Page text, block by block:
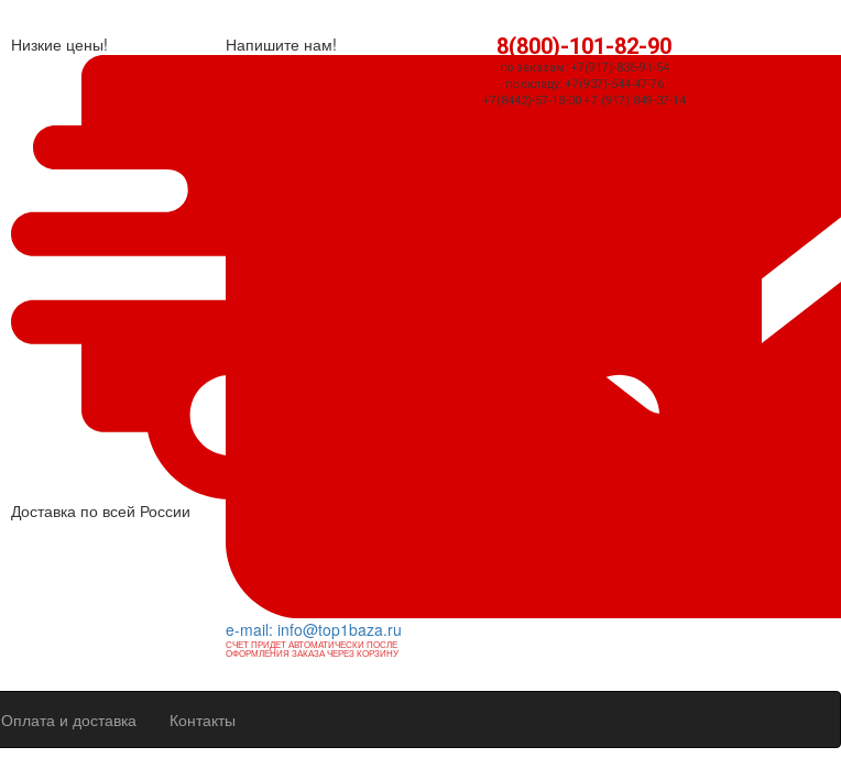
Низкие цены!
Доставка по всей России
Напишите нам!
e-mail: info@top1baza.ru
СЧЕТ ПРИДЕТ АВТОМАТИЧЕСКИ ПОСЛЕ
ОФОРМЛЕНИЯ ЗАКАЗА ЧЕРЕЗ КОРЗИНУ
8(800)-101-82-90
по заказам: +7(917)-836-91-54
по складу: +7(937)-544-47-76
+7(8442)-57-18-00 +7 (917) 849-37-14
Оплата и доставка Контакты